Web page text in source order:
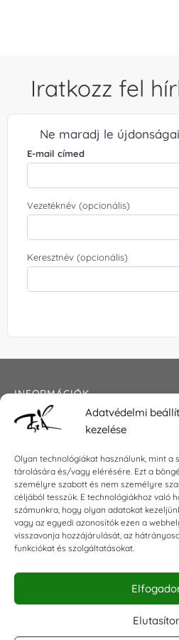
Adatvédelmi
kezelése
Olyan technológiákat használunk, mint a
tárolására és/vagy elérésére. Ezt a
személyre szabott és nem személyre
céljából tesszük. E technológiákhoz való
számunkra, hogy olyan adatokat
vagy az egyedi azonosítók ezen a
visszavonja hozzájárulását, az
funkciókat és szolgáltatásokat.
Iratkozz fel
Ne maradj le
E-mail címed
Vezetéknév (opcionális)
Keresztnév (opcionális)
INFORMÁCIÓK
Általános szerződési feltételek
Impresszum
KAPCSOLAT
E-mail:shop@torokszilvi.com
Telefon: +36 30 6767872
KÖZÖSSÉGI